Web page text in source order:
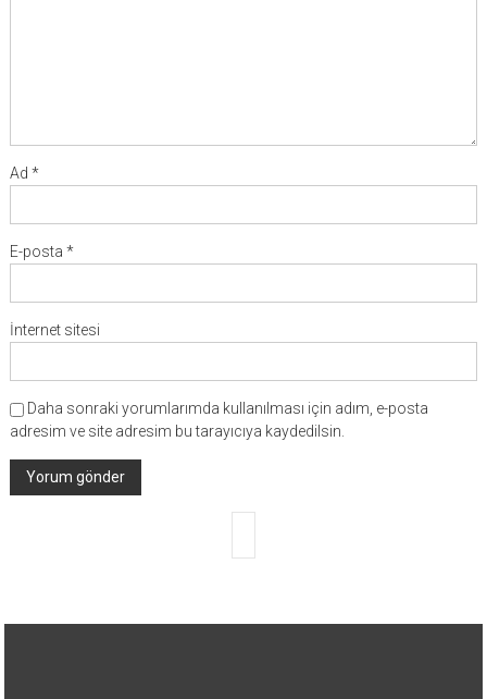
Ad *
E-posta *
İnternet sitesi
Daha sonraki yorumlarımda kullanılması için adım, e-posta
adresim ve site adresim bu tarayıcıya kaydedilsin.